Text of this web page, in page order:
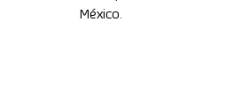
México.